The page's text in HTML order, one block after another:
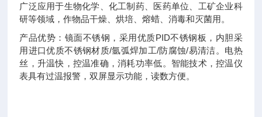
广泛应用于生物化学、化工制药、医药单位、工矿企业科
研等领域，作物品干燥、烘培、熔蜡、消毒和灭菌用。
产品优势：镜面不锈钢，采用优质PID不锈钢板，内胆采
用进口优质不锈钢材质/氩弧焊加工/防腐蚀/易清洁。电热
丝，升温快，控温准确，消耗功率低。智能技术，控温仪
表具有过温报警，双屏显示功能，读数方便。